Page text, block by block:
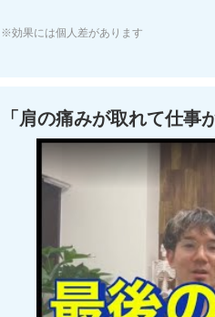
※効果には個人差があります
「肩の痛みが取れて仕事
Watch this video on